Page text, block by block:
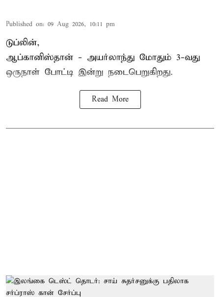
Published on: 09 Aug 2026, 10:11 pm
டுப்லின்,
ஆப்கானிஸ்தான் - அயர்லாந்து மோதும் 3-வது
ஒருநாள் போட்டி இன்று நடைபெறுகிறது.
Read More